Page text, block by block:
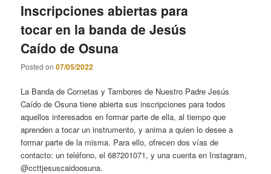
Inscripciones abiertas para
tocar en la banda de Jesús
Caído de Osuna
Posted on07/05/2022
La Banda de Cornetas y Tambores de Nuestro Padre Jesús
Caído de Osuna tiene abierta sus inscripciones para todos
aquellos interesados en formar parte de ella, al tiempo que
aprenden a tocar un instrumento, y anima a quien lo desee a
formar parte de la misma. Para ello, ofrecen dos vías de
contacto: un teléfono, el 687201071, y una cuenta en Instagram,
@ccttjesuscaidoosuna.